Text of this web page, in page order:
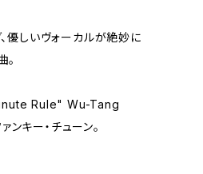
優しいヴォーカルが絶妙に
Rule" Wu-Tang
キー・チューン。